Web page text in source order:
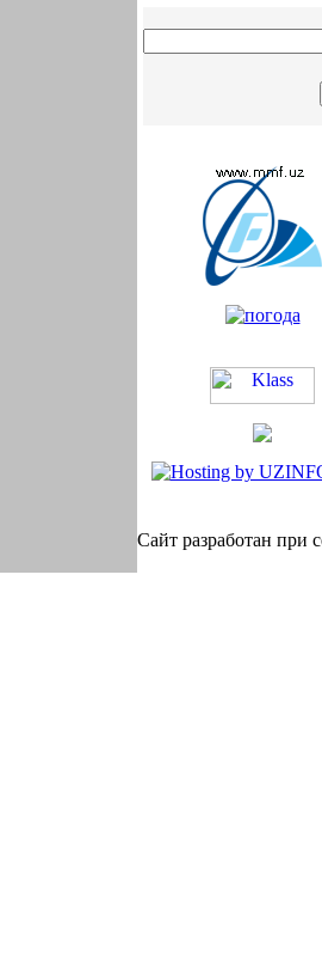
Сайт разработан